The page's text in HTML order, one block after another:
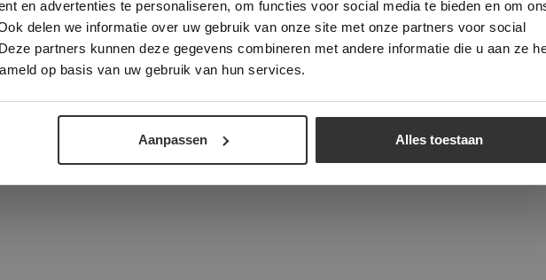
en advertenties te personaliseren, om functies voor social media te bieden en om
delen we informatie over uw gebruik van onze site met onze partners voor social
partners kunnen deze gegevens combineren met andere informatie die u aan ze
op basis van uw gebruik van hun services.
Aanpassen Alles toestaan
verder
ALLES ACCEPTEREN ALLES AFWIJZEN